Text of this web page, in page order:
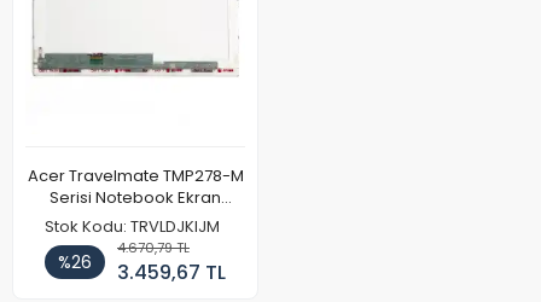
Acer Travelmate TMP278-M
Serisi Notebook Ekran
Paneli
Stok Kodu: TRVLDJKIJM
%26
4.670,79 TL
3.459,67 TL